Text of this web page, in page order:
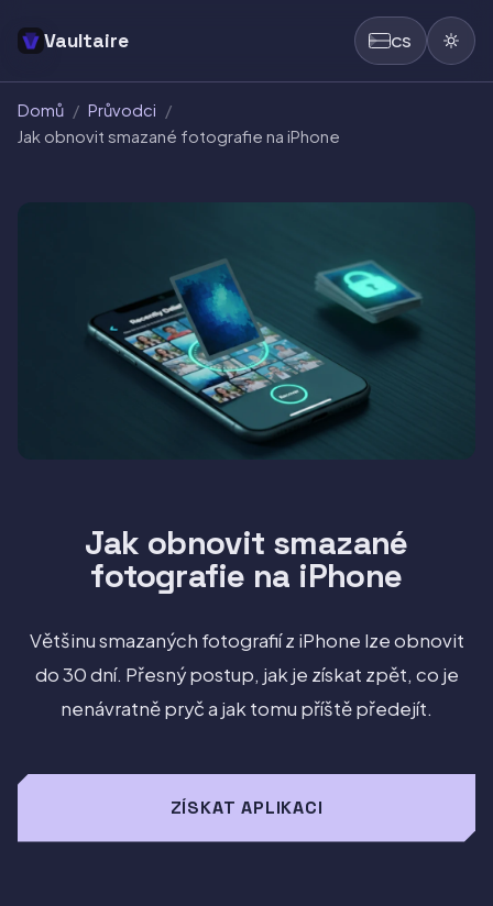
Vaultaire CS
Domů / Průvodci /
Jak obnovit smazané fotografie na iPhone
Jak obnovit smazané
fotografie na iPhone
Většinu smazaných fotografií z iPhone lze obnovit
do 30 dní. Přesný postup, jak je získat zpět, co je
nenávratně pryč a jak tomu příště předejít.
ZÍSKAT APLIKACI